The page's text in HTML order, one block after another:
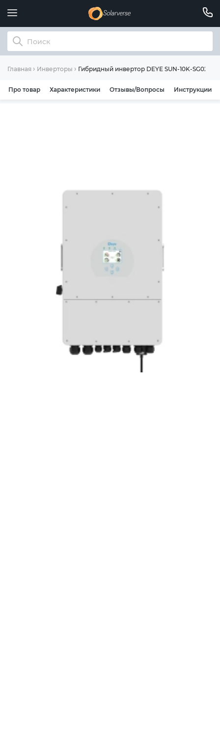
Главная Инверторы Гибридный инвертор DEYE SUN-10K-
Про товар Характеристики Отзывы/Вопросы Инструкции